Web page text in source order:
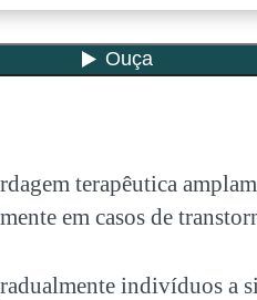
terapêutica
em casos de
indivíduos a